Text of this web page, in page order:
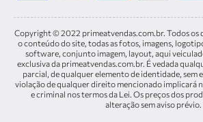
Copyright © 2022 primeatvendas.com.br. Todos os
o conteúdo do site, todas as fotos, imagens,
software, conjunto imagem, layout, aqui
exclusiva da primeatvendas.com.br. É vedada
parcial, de qualquer elemento de identidade, sem
violação de qualquer direito mencionado implicará
e criminal nos termos da Lei. Os preços dos
alteração sem aviso prévio.